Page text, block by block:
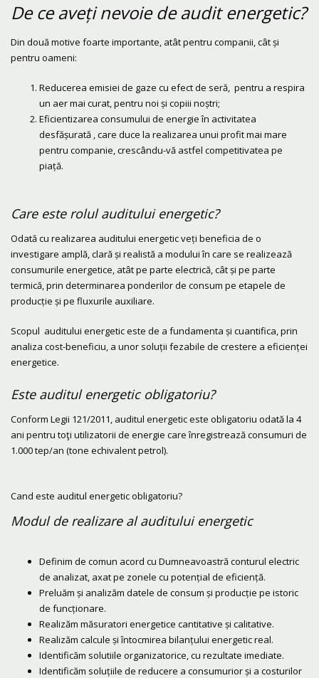
De ce aveți nevoie de audit energetic?
Din două motive foarte importante, atât pentru companii, cât și
pentru oameni:
Reducerea emisiei de gaze cu efect de seră, pentru a respira
un aer mai curat, pentru noi și copiii noștri;
Eficientizarea consumului de energie în activitatea
desfășurată , care duce la realizarea unui profit mai mare
pentru companie, crescându-vă astfel competitivatea pe
piață.
Care este rolul auditului energetic?
Odată cu realizarea auditului energetic veți beneficia de o
investigare amplă, clară și realistă a modului în care se realizează
consumurile energetice, atât pe parte electrică, cât și pe parte
termică, prin determinarea ponderilor de consum pe etapele de
producție și pe fluxurile auxiliare.
Scopul auditului energetic este de a fundamenta și cuantifica, prin
analiza cost-beneficiu, a unor soluții fezabile de crestere a eficienței
energetice.
Este auditul energetic obligatoriu?
Conform Legii 121/2011, auditul energetic este obligatoriu odată la 4
ani pentru toţi utilizatorii de energie care înregistrează consumuri de
1.000 tep/an (tone echivalent petrol).
Cand este auditul energetic obligatoriu?
Modul de realizare al auditului energetic
Definim de comun acord cu Dumneavoastră conturul electric
de analizat, axat pe zonele cu potențial de eficiență.
Preluăm și analizăm datele de consum și producție pe istoric
de funcționare.
Realizăm măsuratori energetice cantitative și calitative.
Realizăm calcule și întocmirea bilanțului energetic real.
Identificăm solutiile organizatorice, cu rezultate imediate.
Identificăm soluțiile de reducere a consumurior și a costurilor